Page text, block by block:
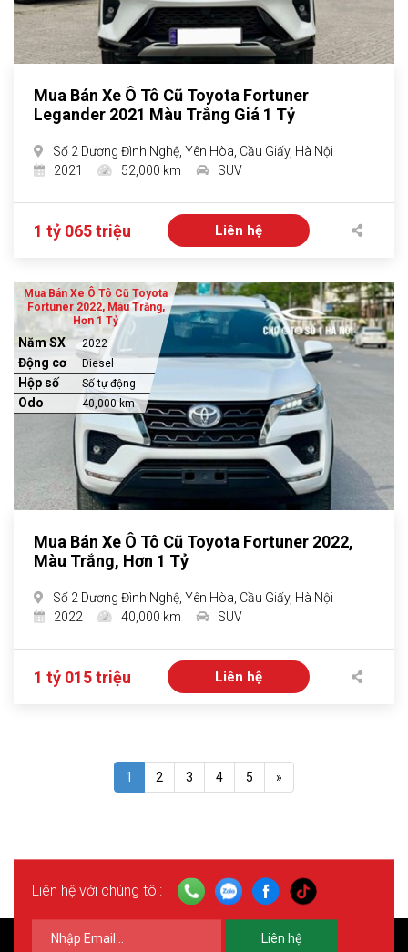
Mua Bán Xe Ô Tô Cũ Toyota Fortuner
Legander 2021 Màu Trắng Giá 1 Tỷ
Số 2 Dương Đình Nghệ, Yên Hòa, Cầu Giấy, Hà Nội
2021
52,000 km SUV
1 tỷ 065 triệu Liên hệ
Mua Bán Xe Ô Tô Cũ Toyota
Fortuner 2022, Màu Trắng,
Hơn 1 Tỷ
Năm SX 2022
Động cơ Diesel
Hộp số Số tự động
Odo 40,000 km
Mua Bán Xe Ô Tô Cũ Toyota Fortuner 2022,
Màu Trắng, Hơn 1 Tỷ
Số 2 Dương Đình Nghệ, Yên Hòa, Cầu Giấy, Hà Nội
2022
40,000 km SUV
1 tỷ 015 triệu Liên hệ
1 2 3 4 5 »
Liên hệ với chúng tôi:
Liên hệ